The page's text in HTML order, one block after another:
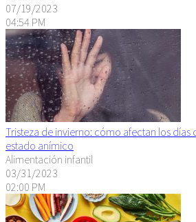
07/19/2023
04:54 PM
Tristeza de invierno: cómo afectan los días
estado anímico
Alimentación infantil
03/31/2023
02:00 PM